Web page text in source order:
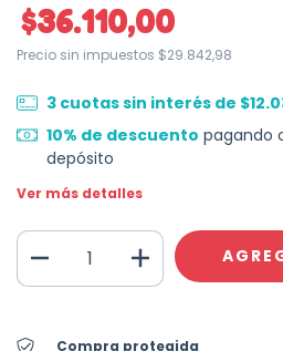
$36.110,00
Precio sin impuestos $29.842,98
3 cuotas sin interés de
10% de descuento pagando
depósito
Ver más detalles
Compra protegida